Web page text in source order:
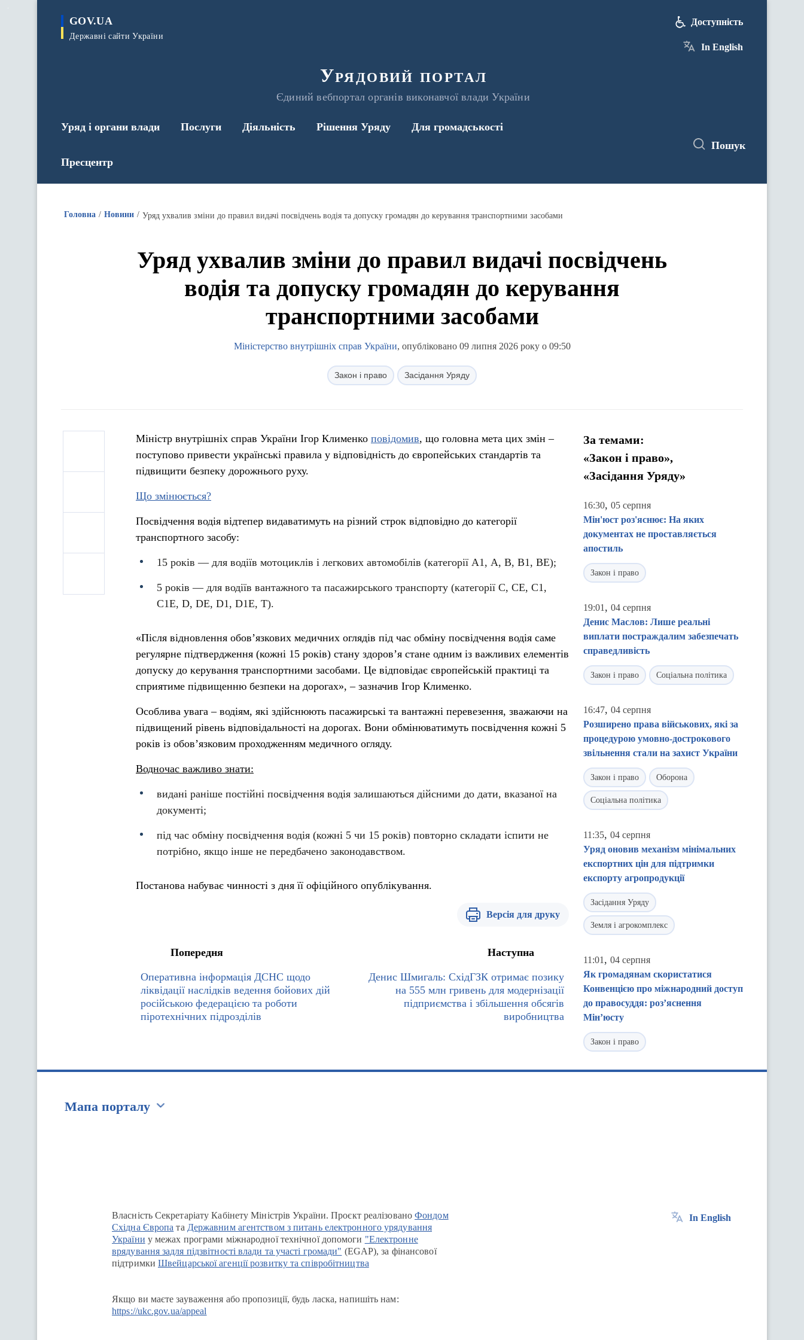
GOV.UA
Державні сайти України
Урядовий портал
Єдиний вебпортал органів виконавчої влади України
Доступність
In English
Уряд і органи влади Послуги Діяльність Рішення Уряду Для громадськості
Пресцентр
Пошук
Головна Новини Уряд ухвалив зміни до правил видачі посвідчень водія та допуску громадян до керування транспортними засобами
Уряд ухвалив зміни до правил видачі посвідчень
водія та допуску громадян до керування
транспортними засобами
Міністерство внутрішніх справ України, опубліковано 09 липня 2026 року о 09:50
Закон і право Засідання Уряду
Міністр внутрішніх справ України Ігор Клименко повідомив, що головна мета цих змін –
поступово привести українські правила у відповідність до європейських стандартів та
підвищити безпеку дорожнього руху.
Що змінюється?
Посвідчення водія відтепер видаватимуть на різний строк відповідно до категорії
транспортного засобу:
15 років — для водіїв мотоциклів і легкових автомобілів (категорії А1, А, В, В1, ВЕ);
5 років — для водіїв вантажного та пасажирського транспорту (категорії С, СЕ, С1,
С1Е, D, DE, D1, D1Е, Т).
«Після відновлення обов’язкових медичних оглядів під час обміну посвідчення водія саме
регулярне підтвердження (кожні 15 років) стану здоров’я стане одним із важливих елементів
допуску до керування транспортними засобами. Це відповідає європейській практиці та
сприятиме підвищенню безпеки на дорогах», – зазначив Ігор Клименко.
Особлива увага – водіям, які здійснюють пасажирські та вантажні перевезення, зважаючи на
підвищений рівень відповідальності на дорогах. Вони обмінюватимуть посвідчення кожні 5
років із обов’язковим проходженням медичного огляду.
Водночас важливо знати:
видані раніше постійні посвідчення водія залишаються дійсними до дати, вказаної на
документі;
під час обміну посвідчення водія (кожні 5 чи 15 років) повторно складати іспити не
потрібно, якщо інше не передбачено законодавством.
Постанова набуває чинності з дня її офіційного опублікування.
Версія для друку
Попередня
Оперативна інформація ДСНС щодо
ліквідації наслідків ведення бойових дій
російською федерацією та роботи
піротехнічних підрозділів
Наступна
Денис Шмигаль: СхідГЗК отримає позику
на 555 млн гривень для модернізації
підприємства і збільшення обсягів
виробництва
За темами:
«Закон і право»,
«Засідання Уряду»
16:30, 05 серпня
Мін'юст роз'яснює: На яких
документах не проставляється
апостиль
Закон і право
19:01 , 04 серпня
Денис Маслов: Лише реальні
виплати постраждалим забезпечать
справедливість
Закон і право Соціальна політика
16:47, 04 серпня
Розширено права військових, які за
процедурою умовно-дострокового
звільнення стали на захист України
Закон і право Оборона
Соціальна політика
11:35, 04 серпня
Уряд оновив механізм мінімальних
експортних цін для підтримки
експорту агропродукції
Засідання Уряду
Земля і агрокомплекс
11:01 , 04 серпня
Як громадянам скористатися
Конвенцією про міжнародний доступ
до правосуддя: роз’яснення
Мін’юсту
Закон і право
Мапа порталу
Власність Секретаріату Кабінету Міністрів України. Проєкт реалізованоФондом
Східна Європа та Державним агентством з питань електронного урядування
України у межах програми міжнародної технічної допомоги "Електронне
врядування задля підзвітності влади та участі громади" (EGAP), за фінансової
підтримки Швейцарської агенції розвитку та співробітництва
Якщо ви маєте зауваження або пропозиції, будь ласка, напишіть нам:
https://ukc.gov.ua/appeal
In English